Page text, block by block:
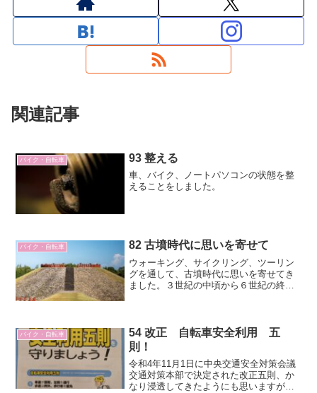
関連記事
バイク・自転車 93 整える
車、バイク、ノートパソコンの状態を整
えることをしました。
バイク・自転車 82 古墳時代に思いを寄せて
ウォーキング、サイクリング、ツーリン
グを通して、古墳時代に思いを寄せてき
ました。３世紀の中頃から６世紀の終わ
バイク・自転車
54 改正 自転車安全利用 五
則！
令和4年11月1日に中央交通安全対策会議
交通対策本部で決定された改正五則、か
なり浸透してきたようにも思いますが守